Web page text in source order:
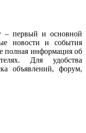
– первый и основной
новости и события
полная информация об
Для удобства
объявлений, форум,